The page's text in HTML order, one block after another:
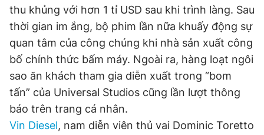
Thông tin tòa soạn Liên hệ quảng cáo
Đọc Thanh Niên trên điện thoại
thu khủng với hơn 1 tỉ USD sau khi trình làng. Sau
thời gian im ắng, bộ phim lần nữa khuấy động sự
quan tâm của công chúng khi nhà sản xuất công
bố chính thức bấm máy. Ngoài ra, hàng loạt ngôi
sao ăn khách tham gia diễn xuất trong “bom
tấn” của Universal Studios cũng lần lượt thông
báo trên trang cá nhân.
Vin Diesel, nam diễn viên thủ vai Dominic Toretto